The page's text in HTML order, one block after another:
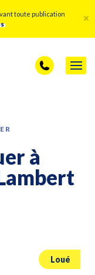
toute publication
à
Loué